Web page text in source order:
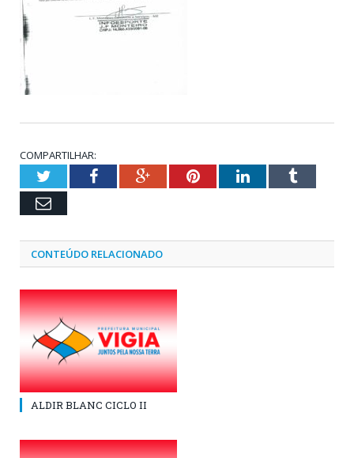
COMPARTILHAR:
TwitterFacebookGoogle+PinterestLinkedInTumblr
Email
CONTEÚDO RELACIONADO
ALDIR BLANC CICLO II